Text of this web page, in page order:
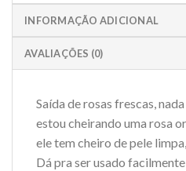
INFORMAÇÃO ADICIONAL
AVALIAÇÕES (0)
Saída de rosas frescas,
estou cheirando uma rosa
ele tem cheiro de pele
Dá pra ser usado